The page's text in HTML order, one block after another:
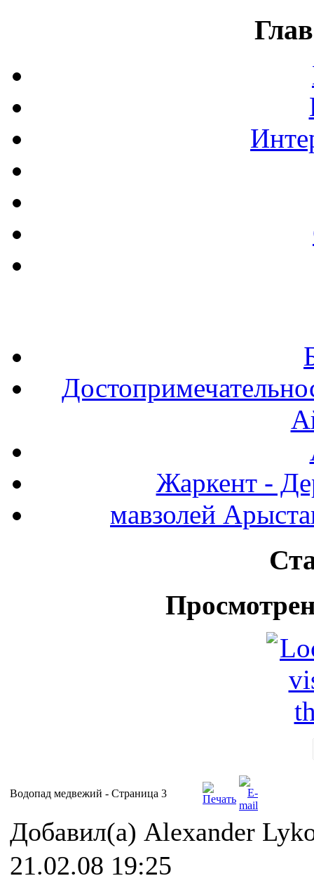
Жаркент -
мавзолей
Водопад медвежий - Cтраница 3
Добавил(а) Alexander
21.02.08 19:25